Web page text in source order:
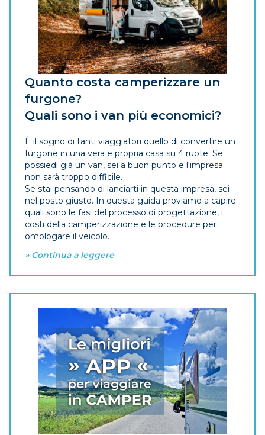
Quanto costa camperizzare un
furgone?
Quali sono i van più economici?
È il sogno di tanti viaggiatori quello di convertire un
furgone in una vera e propria casa su 4 ruote. Se
possiedi già un van, sei a buon punto e l'impresa
non sarà troppo difficile.
Se stai pensando di lanciarti in questa impresa, sei
nel posto giusto. In questa guida proviamo a capire
quali sono le fasi del processo di progettazione, i
costi della camperizzazione e le procedure per
omologare il veicolo.
» Continua a leggere